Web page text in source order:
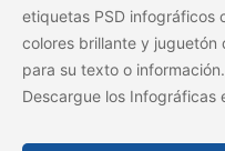
etiquetas PSD infográficos
colores brillante y juguetón
para su texto o
Descargue los Infográficas